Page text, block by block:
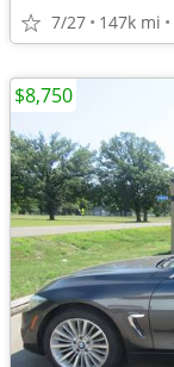
7/27 147k mi
$8,750